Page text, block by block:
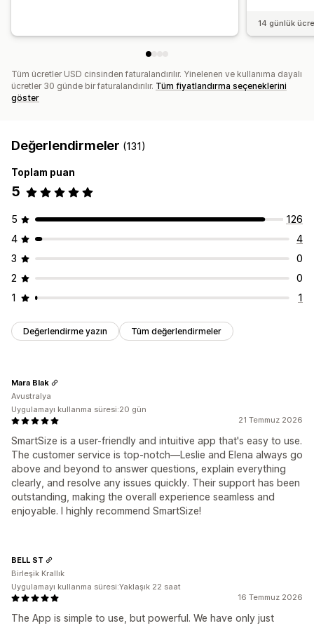
14 günlük
Tüm ücretler USD cinsinden faturalandırılır. Yinelenen ve kullanıma dayalı
ücretler 30 günde bir faturalandırılır. Tüm fiyatlandırma seçeneklerini
göster
Değerlendirmeler (131)
Toplam puan
5
5
126
4
4
3
0
2
0
1
1
Değerlendirme yazın Tüm değerlendirmeler
21 Temmuz 2026
SmartSize is a user-friendly and intuitive app that's easy to use.
The customer service is top-notch—Leslie and Elena always go
above and beyond to answer questions, explain everything
clearly, and resolve any issues quickly. Their support has been
outstanding, making the overall experience seamless and
enjoyable. I highly recommend SmartSize!
Mara Blak
Avustralya
Uygulamayı kullanma süresi:20 gün
16 Temmuz 2026
The App is simple to use, but powerful. We have only just
BELL ST
Birleşik Krallık
Uygulamayı kullanma süresi:Yaklaşık 22 saat